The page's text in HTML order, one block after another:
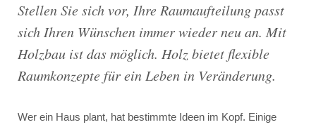
Stellen Sie sich vor, Ihre Raumaufteilung passt
sich Ihren Wünschen immer wieder neu an. Mit
Holzbau ist das möglich. Holz bietet flexible
Raumkonzepte für ein Leben in Veränderung.
Wer ein Haus plant, hat bestimmte Ideen im Kopf. Einige